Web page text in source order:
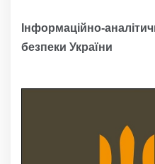
Інформаційно-
безпеки України